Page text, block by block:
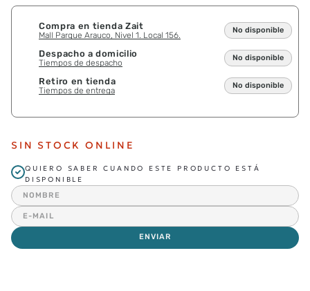
Compra en tienda Zait
Mall Parque Arauco, Nivel 1. Local 156.
No disponible
Despacho a domicilio
Tiempos de despacho
No disponible
Retiro en tienda
Tiempos de entrega
No disponible
SIN STOCK ONLINE
QUIERO SABER CUANDO ESTE PRODUCTO ESTÁ
DISPONIBLE
ENVIAR